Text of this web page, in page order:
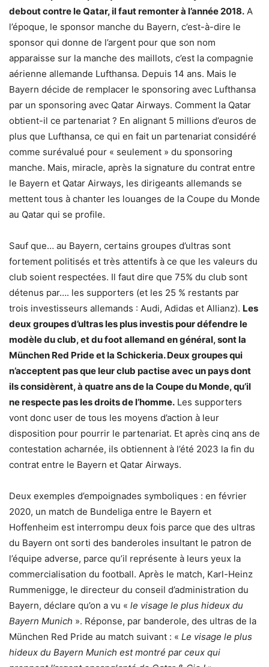
debout contre le Qatar, il faut remonter à l’année 2018. A
l’époque, le sponsor manche du Bayern, c’est-à-dire le
sponsor qui donne de l’argent pour que son nom
apparaisse sur la manche des maillots, c’est la compagnie
aérienne allemande Lufthansa. Depuis 14 ans. Mais le
Bayern décide de remplacer le sponsoring avec Lufthansa
par un sponsoring avec Qatar Airways. Comment la Qatar
obtient-il ce partenariat ? En alignant 5 millions d’euros de
plus que Lufthansa, ce qui en fait un partenariat considéré
comme surévalué pour « seulement » du sponsoring
manche. Mais, miracle, après la signature du contrat entre
le Bayern et Qatar Airways, les dirigeants allemands se
mettent tous à chanter les louanges de la Coupe du Monde
au Qatar qui se profile.
Sauf que… au Bayern, certains groupes d’ultras sont
fortement politisés et très attentifs à ce que les valeurs du
club soient respectées. Il faut dire que 75% du club sont
détenus par…. les supporters (et les 25 % restants par
trois investisseurs allemands : Audi, Adidas et Allianz). Les
deux groupes d’ultras les plus investis pour défendre le
modèle du club, et du foot allemand en général, sont la
München Red Pride et la Schickeria. Deux groupes qui
n’acceptent pas que leur club pactise avec un pays dont
ils considèrent, à quatre ans de la Coupe du Monde, qu’il
ne respecte pas les droits de l’homme. Les supporters
vont donc user de tous les moyens d’action à leur
disposition pour pourrir le partenariat. Et après cinq ans de
contestation acharnée, ils obtiennent à l’été 2023 la fin du
contrat entre le Bayern et Qatar Airways.
Deux exemples d’empoignades symboliques : en février
2020, un match de Bundeliga entre le Bayern et
Hoffenheim est interrompu deux fois parce que des ultras
du Bayern ont sorti des banderoles insultant le patron de
l’équipe adverse, parce qu’il représente à leurs yeux la
commercialisation du football. Après le match, Karl-Heinz
Rummenigge, le directeur du conseil d’administration du
Bayern, déclare qu’on a vu « le visage le plus hideux du
Bayern Munich ». Réponse, par banderole, des ultras de la
München Red Pride au match suivant : « Le visage le plus
hideux du Bayern Munich est montré par ceux qui